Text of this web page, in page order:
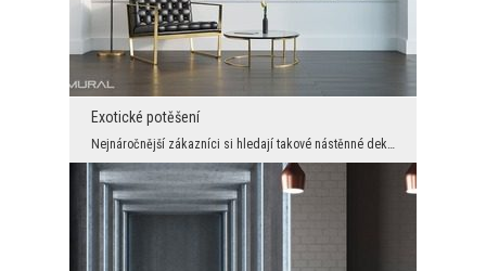
Exotické potěšení
Nejnáročnější zákazníci si hledají takové nástěnné dekorace, díky nimž mohou do svých prostor vné...